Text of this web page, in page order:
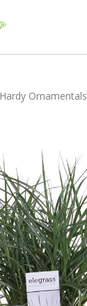
Hardy Ornamentals